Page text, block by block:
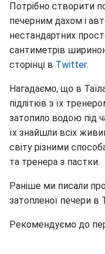
Потрібно створити
печерним дахом і
нестандартних
сантиметрів
сторінці в Twitter.
Нагадаємо, що в
підлітків з їх
затопило водою під
їх знайшли всіх
світу різними
та тренера з пастки.
Раніше ми писали про
затопленої печери в
Рекомендуємо до